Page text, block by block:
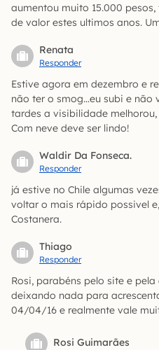
aumentou muito 15.000
de valor estes ultimos anos.
Renata
Responder
Estive agora em dezembro e
não ter o smog…eu subi e não
tardes a visibilidade
Com neve deve ser lindo!
Waldir Da Fonseca.
Responder
já estive no Chile algumas
voltar o mais rápido possivel
Costanera.
Thiago
Responder
Rosi, parabéns pelo site e
deixando nada para
04/04/16 e realmente vale
Rosi Guimarães